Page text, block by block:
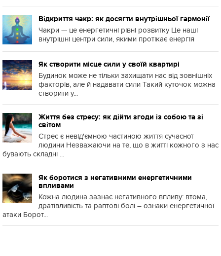
Відкриття чакр: як досягти внутрішньої гармонії
Чакри — це енергетичні рівні розвитку Це наші
внутрішні центри сили, якими протікає енергія
Як створити місце сили у своїй квартирі
Будинок може не тільки захищати нас від зовнішніх
факторів, але й надавати сили Такий куточок можна
створити у...
Життя без стресу: як дійти згоди із собою та зі
світом
Стрес є невід'ємною частиною життя сучасної
людини Незважаючи на те, що в житті кожного з нас
бувають складні ...
Як боротися з негативними енергетичними
впливами
Кожна людина зазнає негативного впливу: втома,
дратівливість та раптові болі – ознаки енергетичної
атаки Борот...